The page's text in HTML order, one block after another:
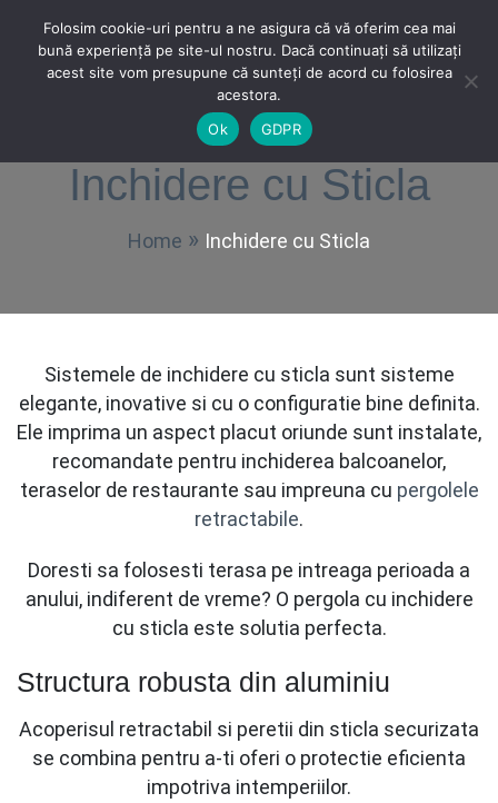
contentTerase Oradea
Solutii profesionale pentru terasa ta.
Phone Number Contact Address
Strada Zimbrului 4, Oradea
Email Address
Inchidere cu Sticla
Home Inchidere cu Sticla
Sistemele de inchidere cu sticla sunt sisteme
elegante, inovative si cu o configuratie bine definita.
Ele imprima un aspect placut oriunde sunt instalate,
recomandate pentru inchiderea balcoanelor,
teraselor de restaurante sau impreuna cu pergolele
retractabile.
Doresti sa folosesti terasa pe intreaga perioada a
anului, indiferent de vreme? O pergola cu inchidere
cu sticla este solutia perfecta.
Structura robusta din aluminiu
Acoperisul retractabil si peretii din sticla securizata
se combina pentru a-ti oferi o protectie eficienta
impotriva intemperiilor.
Folosim cookie-uri pentru a ne asigura că vă oferim cea mai
bună experiență pe site-ul nostru. Dacă continuați să utilizați
acest site vom presupune că sunteți de acord cu folosirea
acestora.
Ok
GDPR